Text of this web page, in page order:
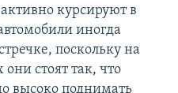
курсируют в
иногда
поскольку на
стоят так, что
высоко поднимать